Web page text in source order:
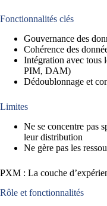
Fonctionnalités clés
Gouvernance des
Cohérence des
Intégration avec tous
PIM, DAM)
Dédoublonnage et
Limites
Ne se concentre pas
leur distribution
Ne gère pas les
PXM : La couche
Rôle et fonctionnalités